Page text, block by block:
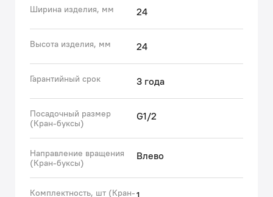
Ширина изделия, мм 24
Высота изделия, мм 24
Гарантийный срок 3 года
Посадочный размер
(Кран-буксы)
G1/2
Направление вращения
(Кран-буксы)
Влево
Комплектность, шт (Кран-